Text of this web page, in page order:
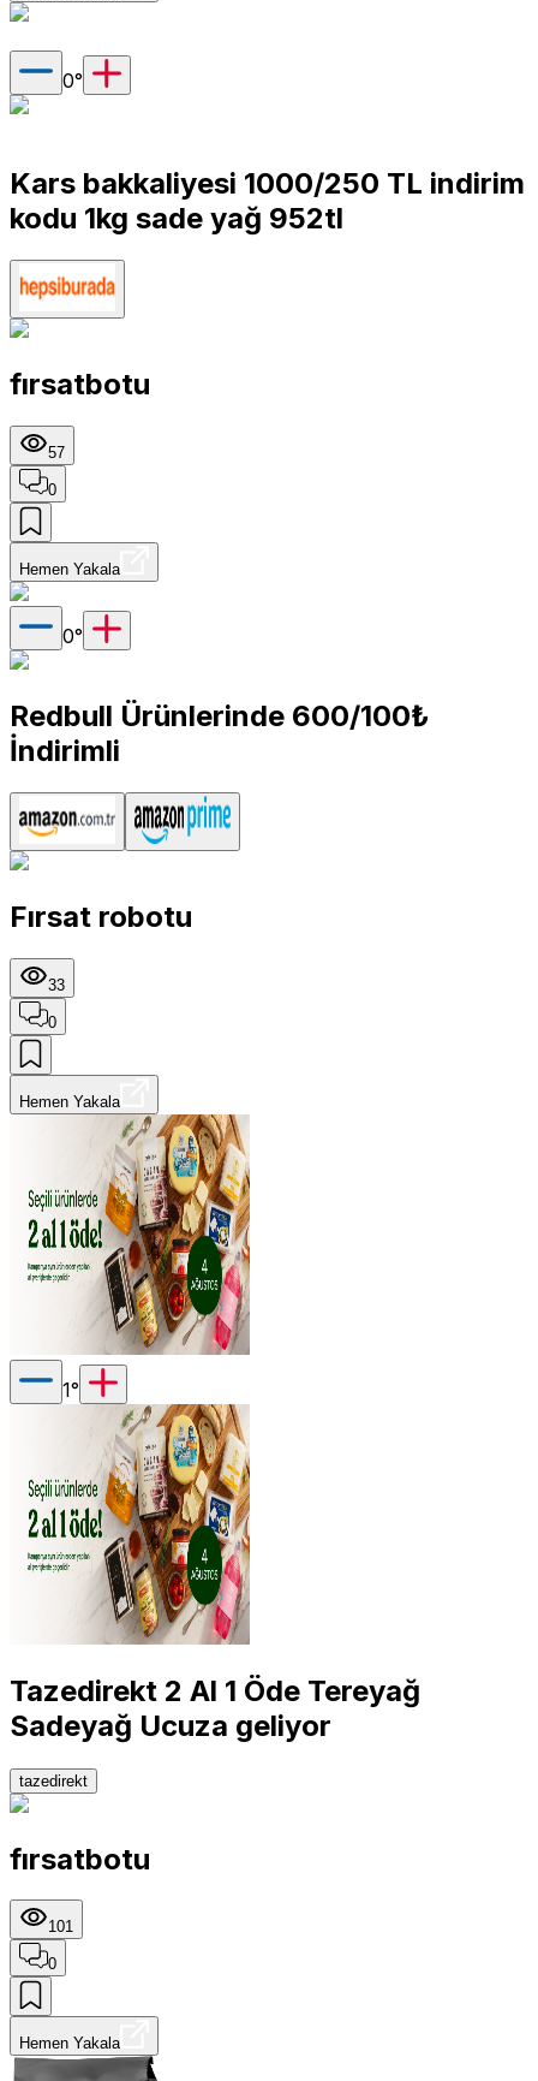
0°
Kars bakkaliyesi 1000/250 TL indirim
kodu 1kg sade yağ 952tl
fırsatbotu
57
0
Hemen Yakala
0°
Redbull Ürünlerinde 600/100₺
İndirimli
Fırsat robotu
33
0
Hemen Yakala
1°
Tazedirekt 2 Al 1 Öde Tereyağ
Sadeyağ Ucuza geliyor
tazedirekt
fırsatbotu
101
0
Hemen Yakala